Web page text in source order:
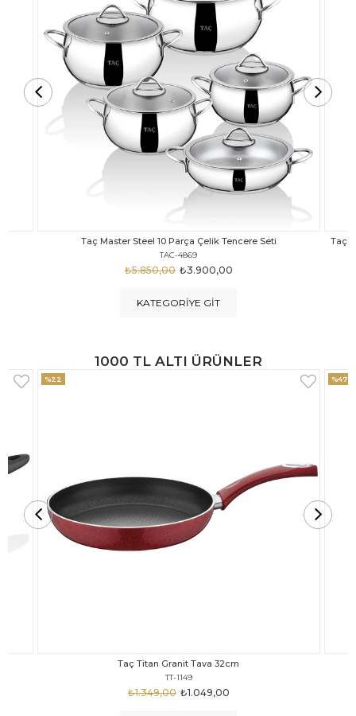
Taç Carabella Döküm Cam Kapak 7 Parça Tencere Seti Siyah
TAC-3817
₺3.250,00
₺4.350,00
KATEGORIYE GIT
1000 TL ALTI ÜRÜNLER
Taç Titan Granit Tava 30cm
TT-1148
₺999,00
₺1.875,00
%47 %18